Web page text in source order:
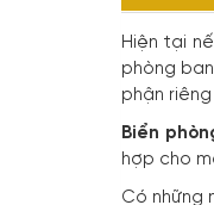
Hiện tại
phòng
phận
Biển
hợp cho
Có những